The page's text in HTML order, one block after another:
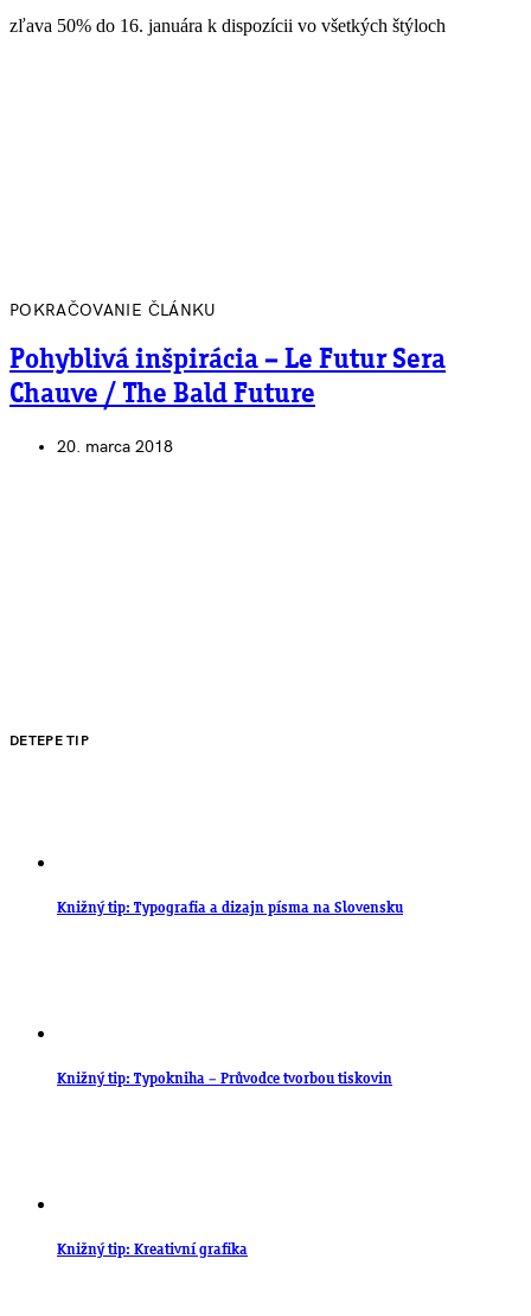
zľava 50% do 16. januára k dispozícii vo všetkých štýloch
POKRAČOVANIE ČLÁNKU
Pohyblivá inšpirácia – Le Futur Sera
Chauve / The Bald Future
20. marca 2018
DETEPE TIP
Knižný tip: Typografia a dizajn písma na Slovensku
Knižný tip: Typokniha – Průvodce tvorbou tiskovin
Knižný tip: Kreativní grafika